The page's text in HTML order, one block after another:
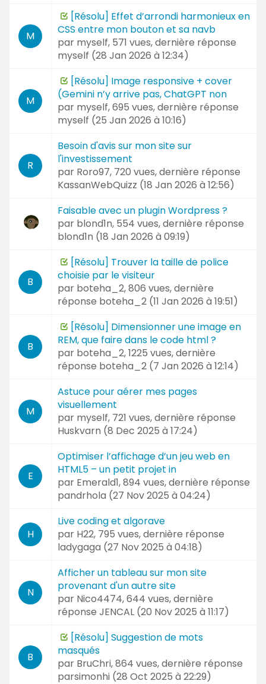
M
[Résolu] Effet d’arrondi harmonieux en
CSS entre mon bouton et sa navb
par myself, 571 vues, dernière réponse
myself (28 Jan 2026 à 12:34)
M
[Résolu] Image responsive + cover
(Gemini n’y arrive pas, ChatGPT non
par myself, 695 vues, dernière réponse
myself (25 Jan 2026 à 10:16)
R
Besoin d'avis sur mon site sur
l'investissement
par Roro97, 720 vues, dernière réponse
KassanWebQuizz (18 Jan 2026 à 12:56)
Faisable avec un plugin Wordpress ?
par blond1n, 554 vues, dernière réponse
blond1n (18 Jan 2026 à 09:19)
B
[Résolu] Trouver la taille de police
choisie par le visiteur
par boteha_2, 806 vues, dernière
réponse boteha_2 (11 Jan 2026 à 19:51)
B
[Résolu] Dimensionner une image en
REM, que faire dans le code html ?
par boteha_2, 1225 vues, dernière
réponse boteha_2 (7 Jan 2026 à 12:14)
M
Astuce pour aérer mes pages
visuellement
par myself, 721 vues, dernière réponse
Huskvarn (8 Dec 2025 à 17:24)
E
Optimiser l’affichage d’un jeu web en
HTML5 – un petit projet in
par Emerald1, 894 vues, dernière réponse
pandrhola (27 Nov 2025 à 04:24)
H
Live coding et algorave
par H22, 795 vues, dernière réponse
ladygaga (27 Nov 2025 à 04:18)
N
Afficher un tableau sur mon site
provenant d'un autre site
par Nico4474, 644 vues, dernière
réponse JENCAL (20 Nov 2025 à 11:17)
B
[Résolu] Suggestion de mots
masqués
par BruChri, 864 vues, dernière réponse
parsimonhi (28 Oct 2025 à 22:29)